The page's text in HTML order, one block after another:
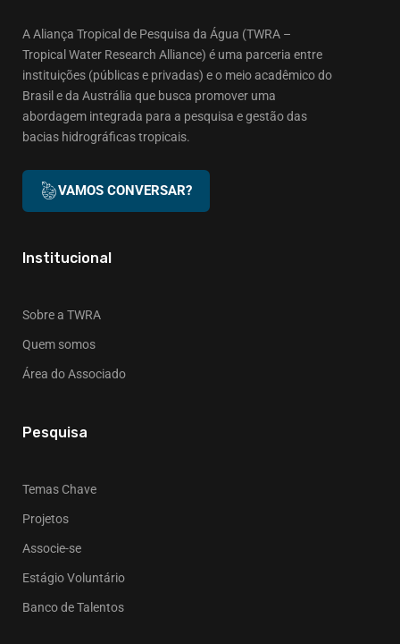
A Aliança Tropical de Pesquisa da Água (TWRA –
Tropical Water Research Alliance) é uma parceria entre
instituições (públicas e privadas) e o meio acadêmico do
Brasil e da Austrália que busca promover uma
abordagem integrada para a pesquisa e gestão das
bacias hidrográficas tropicais.
VAMOS CONVERSAR?
Institucional
Sobre a TWRA
Quem somos
Área do Associado
Pesquisa
Temas Chave
Projetos
Associe-se
Estágio Voluntário
Banco de Talentos